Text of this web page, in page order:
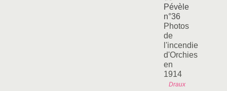
Pévèle
n°36
Photos
de
l'incendie
d'Orchies
en
1914
Draux